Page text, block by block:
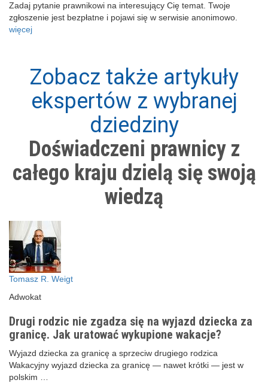
Zadaj pytanie prawnikowi na interesujący Cię temat. Twoje
zgłoszenie jest bezpłatne i pojawi się w serwisie anonimowo.
więcej
Zobacz także artykuły
ekspertów z wybranej
dziedziny
Doświadczeni prawnicy z
całego kraju dzielą się swoją
wiedzą
Tomasz R. Weigt
Adwokat
Drugi rodzic nie zgadza się na wyjazd dziecka za
granicę. Jak uratować wykupione wakacje?
Wyjazd dziecka za granicę a sprzeciw drugiego rodzica
Wakacyjny wyjazd dziecka za granicę — nawet krótki — jest w
polskim …